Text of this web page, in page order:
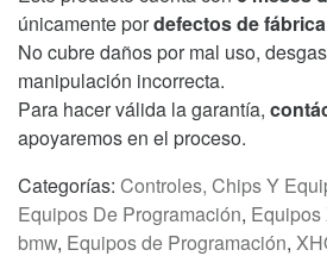
únicamente pordefectos de fábrica
No cubre daños por mal uso,
manipulación incorrecta.
Para hacer válida la garantía,
apoyaremos en el proceso.
Categorías: Controles, Chips Y
Equipos De Programación, Equipos
bmw, Equipos de Programación,